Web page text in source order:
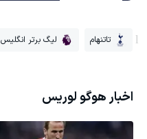
تاتنهام لیگ برتر انگلیس
اخبارهوگو لوریس